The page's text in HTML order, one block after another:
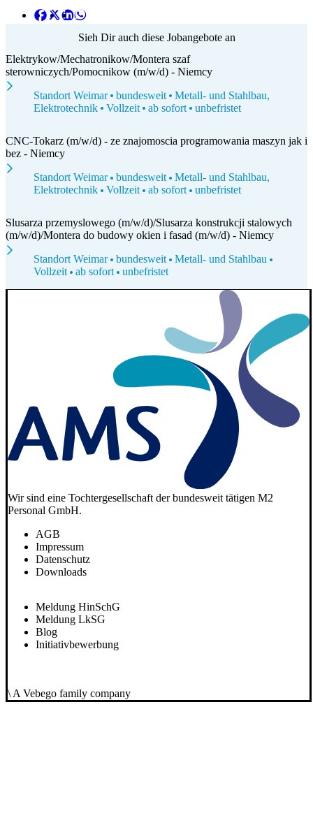
Sieh Dir auch diese Jobangebote an
Elektrykow/Mechatronikow/Montera szaf
sterowniczych/Pomocnikow (m/w/d) - Niemcy
Standort Weimar
bundesweit
Metall- und Stahlbau,
Elektrotechnik
Vollzeit ab sofort unbefristet
CNC-Tokarz (m/w/d) - ze znajomoscia programowania maszyn jak i
bez - Niemcy
Standort Weimar
bundesweit
Metall- und Stahlbau,
Elektrotechnik
Vollzeit ab sofort unbefristet
Slusarza przemyslowego (m/w/d)/Slusarza konstrukcji stalowych
(m/w/d)/Montera do budowy okien i fasad (m/w/d) - Niemcy
Standort Weimar
bundesweit
Metall- und Stahlbau
Vollzeit
ab sofort unbefristet
Wir sind eine Tochtergesellschaft der bundesweit tätigen M2
Personal GmbH.
AGB
Impressum
Datenschutz
Downloads
Meldung HinSchG
Meldung LkSG
Blog
Initiativbewerbung
\ A Vebego family company